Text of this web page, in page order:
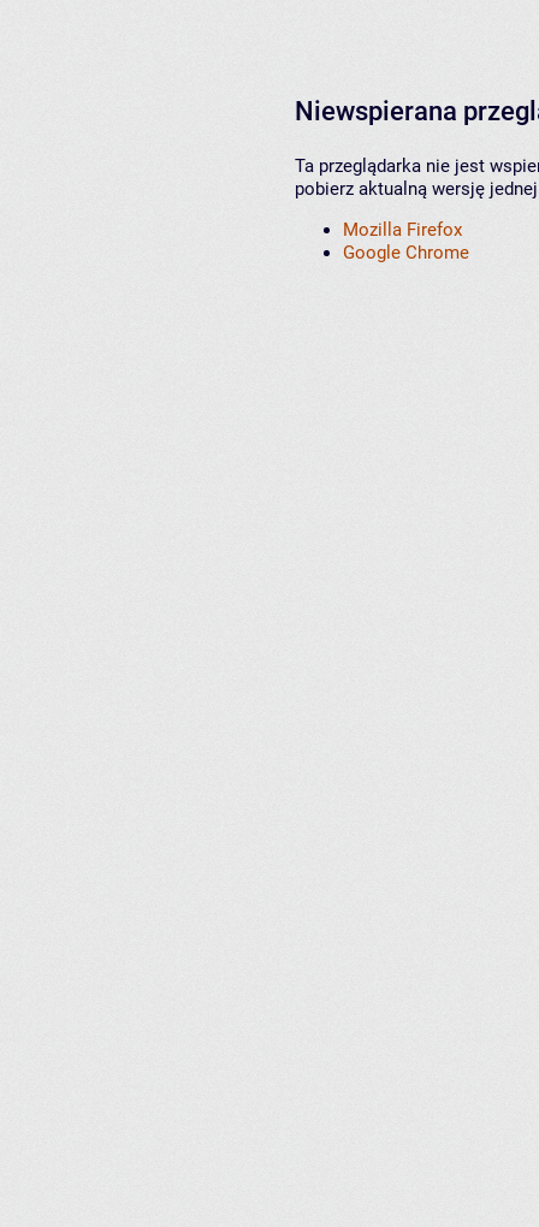
Niewspierana
Ta przeglądarka nie jest
pobierz aktualną wersję
Mozilla Firefox
Google Chrome